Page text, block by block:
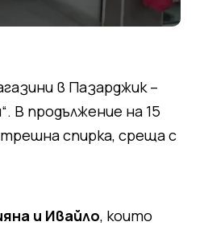
в Пазарджик –
В продължение на 15
спирка, среща с
и Ивайло, които